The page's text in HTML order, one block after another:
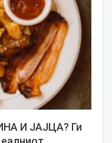
И ЈАЈЦА? Ги